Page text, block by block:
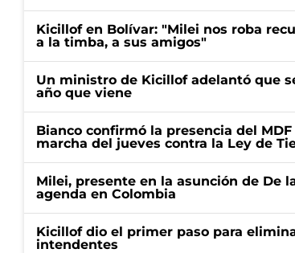
Kicillof en Bolívar: "Milei nos roba
a la timba, a sus amigos"
Un ministro de Kicillof adelantó que
año que viene
Bianco confirmó la presencia del
marcha del jueves contra la Ley de
Milei, presente en la asunción de De
agenda en Colombia
Kicillof dio el primer paso para
intendentes